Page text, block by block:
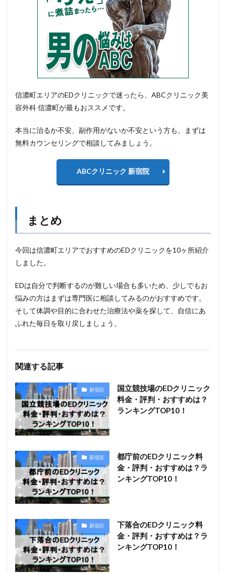
信濃町エリアのEDクリニックで迷ったら、ABCクリニック美
容外科 信濃町が最もおススメです。
本当に治るか不安、副作用がないか不安という方も、まずは
無料カウンセリングで相談してみましょう。
ABCクリニック 新宿院
まとめ
今回は信濃町エリアでおすすめのEDクリニックを10ヶ所紹介
しました。
EDは自分で判断するのが難しい場合も多いため、少しでもお
悩みの方はまずは専門医に相談してみるのがおすすめです。
そして体調や目的に合わせた治療法や薬を探して、自信にあ
ふれた毎日を取り戻しましょう。
関連する記事
新宿区
国立競技場のEDクリニック
料金・評判・おすすめは？
ランキングTOP10！
新宿区
都庁前のEDクリニック料
金・評判・おすすめは？ラ
ンキングTOP10！
新宿区
下落合のEDクリニック料
金・評判・おすすめは？ラ
ンキングTOP10！